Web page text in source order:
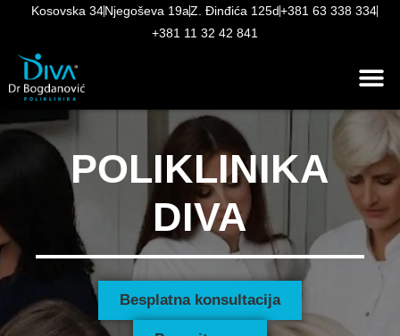
Kosovska 34Njegoševa 19aZ. Đinđića 125d+381 63 338 334
+381 11 32 42 841
POLIKLINIKA
DIVA
Besplatna konsultacija